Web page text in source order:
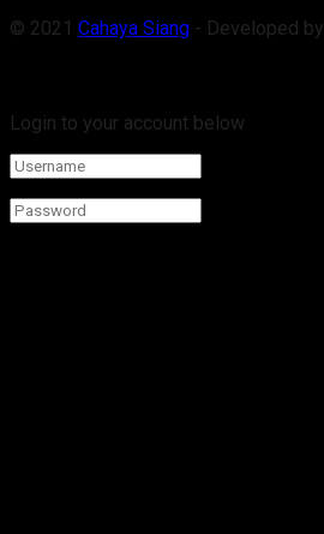
© 2021 Cahaya Siang - Developed by
Login to your account below